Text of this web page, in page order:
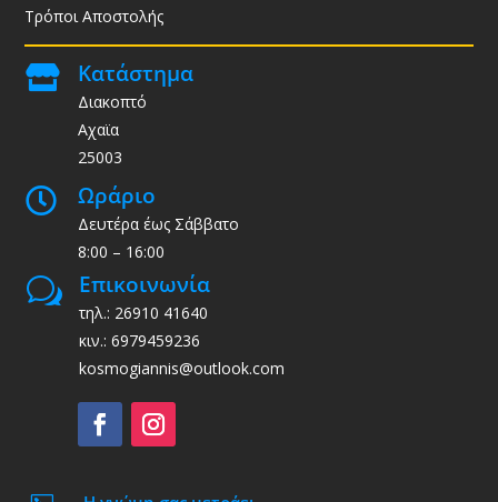
Τρόποι Αποστολής
 Κατάστημα
Διακοπτό
Αχαϊα
25003
 Ωράριο
Δευτέρα έως Σάββατο
8:00 – 16:00
w Επικοινωνία
τηλ.: 26910 41640
κιν.: 6979459236
kosmogiannis@outlook.com